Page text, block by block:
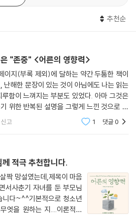
다는 뜻이기도 하다.
학자들은 사춘기를 겪으면서 뇌가 사회적 지
수치처럼 사회적으로 고통스러운 경험을
터 사회에서 성인의 역할을 맡을 때까지, 인
존중을 경험하고 싶다는 욕망을 키워나간
신에게 영향력을 끼치는 부모나 교사, 관리
때, 자신을 존중하는지 무시하는지에 매우 민
거는 이런 과학적 연구를 토대로 동료 심리
먹고 잘 자는 것으로 채워지듯이, 청소년기
며, 이 욕구를 채우면 더욱 바람직한 동기부
주장한다.
의 말이 먹히지 않을까?
한 과학자들의 경고
자)
놀라운 잠재력이 넘치는 시기인지 이해하고
자녀를 둔 나에게 이 책은 아들의 여정을 바
을 선사했다. 미래를 고민하는 독자로서, 이
.
는가》 저자)
다. 증거에 기초한 수많은 조언으로 꽉 찬 이
사람이라면 누구나 읽어야 할 책이다.
교수)
하는 가장 큰 문제는 Z세대 관리의 어려움이
야기들이 쏟아져서 오히려 제대로 보기가
과 경영 이론을 바탕으로 이 잡음을 잘라내
추천순
청소년들에게 필요한 것은 "존중" <어른의 영향력>
이지(부록 제외)에 달하는 약간 두툼한 책이
난해한 문장이 있는 것이 아님에도 나는 읽는
함이 느껴지는 부분도 있었다. 아마 그것은
위한 반복된 설명을 그렇게 느낀 것으로 추
들을 이끄는 부모, 교사, 리더가 이들을 스
신고 1 댓글0
적극 추천합니다.
짝 망설였는데,제목이 마음
서사춘기 자녀를 둔 부모님
니다~^^기본적으로 청소년
엇을 원하는 지....이론적으